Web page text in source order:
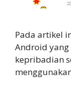
Pada artikel
Android
kepribadian